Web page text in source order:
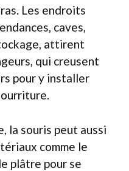
Les endroits
caves,
attirent
qui creusent
pour y installer
la souris peut aussi
comme le
plâtre pour se